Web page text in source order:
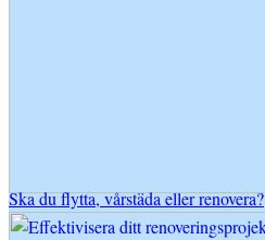
Ska du flytta, vårstäda eller renovera?